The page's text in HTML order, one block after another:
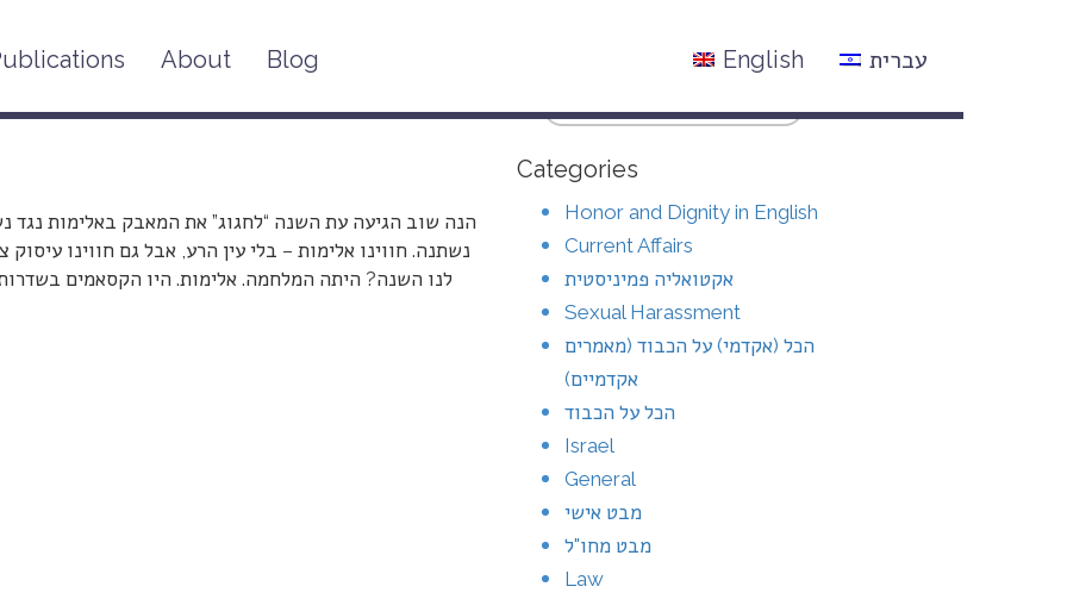
About Blog עברית English
הנה שוב הגיעה עת השנה “לחגוג” את המאבק באלימות נגד
נשתנה. חווינו אלימות – בלי עין הרע, אבל גם חווינו
לנו השנה? היתה המלחמה. אלימות. היו הקסאמים
Categories
Honor and Dignity in English
Current Affairs
אקטואליה פמיניסטית
Sexual Harassment
הכל (אקדמי) על הכבוד (מאמרים
אקדמיים)
הכל על הכבוד
Israel
General
מבט אישי
מבט מחו"ל
Law